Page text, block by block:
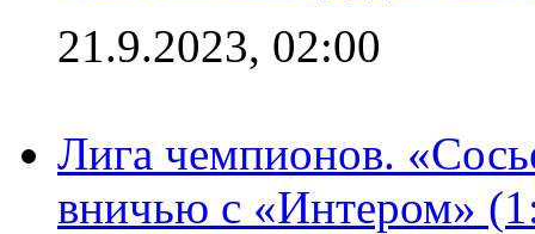
21.9.2023, 02:00
Лига чемпионов.
вничью с «Интером»